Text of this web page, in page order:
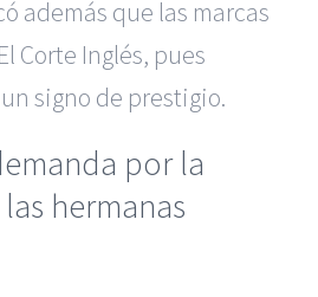
además que las marcas
Corte Inglés, pues
signo de prestigio.
por la
hermanas